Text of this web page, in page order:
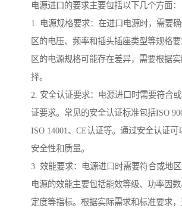
电源进口的要求主要包括以下几个方面：
1. 电源规格要求：在进口电源时，需要
区的电压、频率和插头插座类型等规格
区的电源规格可能存在差异，需要根据
择。
2. 安全认证要求：电源进口时需要符合
证要求。常见的安全认证标准包括ISO
ISO 14001、CE认证等。通过安全认证可
安全性和质量。
3. 效能要求：电源进口时需要符合或地区
电源的效能主要包括能效等级、功率因
定度等指标。根据实际需求和标准要求